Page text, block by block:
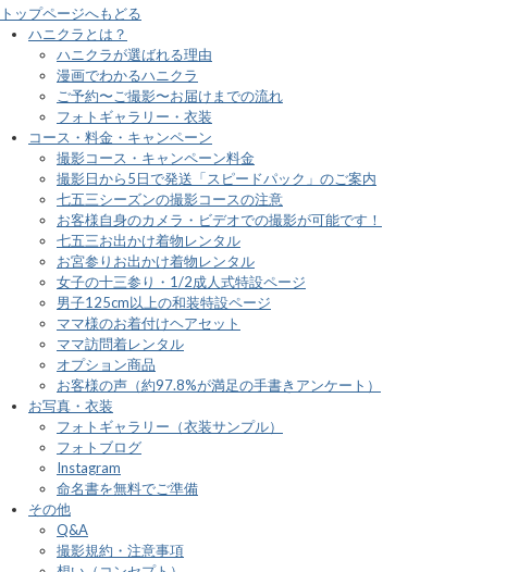
トップページへもどる
ハニクラとは？
ハニクラが選ばれる理由
漫画でわかるハニクラ
ご予約〜ご撮影〜お届けまでの流れ
フォトギャラリー・衣装
コース・料金・キャンペーン
撮影コース・キャンペーン料金
撮影日から5日で発送「スピードパック」のご案内
七五三シーズンの撮影コースの注意
お客様自身のカメラ・ビデオでの撮影が可能です！
七五三お出かけ着物レンタル
お宮参りお出かけ着物レンタル
女子の十三参り・1/2成人式特設ページ
男子125cm以上の和装特設ページ
ママ様のお着付けヘアセット
ママ訪問着レンタル
オプション商品
お客様の声（約97.8%が満足の手書きアンケート）
お写真・衣装
フォトギャラリー（衣装サンプル）
フォトブログ
Instagram
命名書を無料でご準備
その他
Q&A
撮影規約・注意事項